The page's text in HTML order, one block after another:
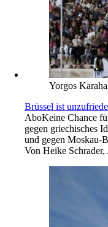
Yorgos
Brüssel ist
AboKeine Chance
gegen griechisches
und gegen Moskau-
Von Heike Schrader,